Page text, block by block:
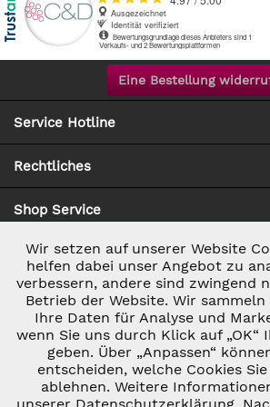
Eine Bestellung
Service Hotline
Rechtliches
Shop Service
Zahlung & Versand
* ALLE PREISE INKL. GESETZL.
VERSANDKOSTEN UND GGF.
Notwendig
Marketing
Tracking
Wir setzen auf unserer Website
helfen dabei unser Angebot zu
verbessern, andere sind zwingend
Betrieb der Website. Wir
Ihre Daten für Analyse und
wenn Sie uns durch Klick auf „OK“
geben. Über „Anpassen“
entscheiden, welche Cookies
ablehnen. Weitere